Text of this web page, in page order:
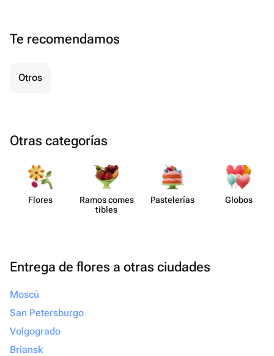
Te recomendamos
Otros
Otras categorías
Flores
Ramos comes​
tibles
Paste​lerías Globos
Entrega de flores a otras ciudades
Moscú
San Petersburgo
Volgogrado
Briansk